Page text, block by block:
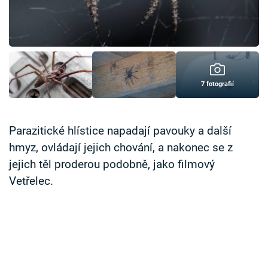
Sledujte prima+
Přihlášení
Sledujte nás
7 fotografií
Parazitické hlístice napadají pavouky a další
hmyz, ovládají jejich chování, a nakonec se z
jejich těl proderou podobně, jako filmový
Vetřelec.